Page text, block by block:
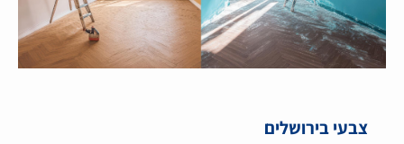
צבעי בירושלים